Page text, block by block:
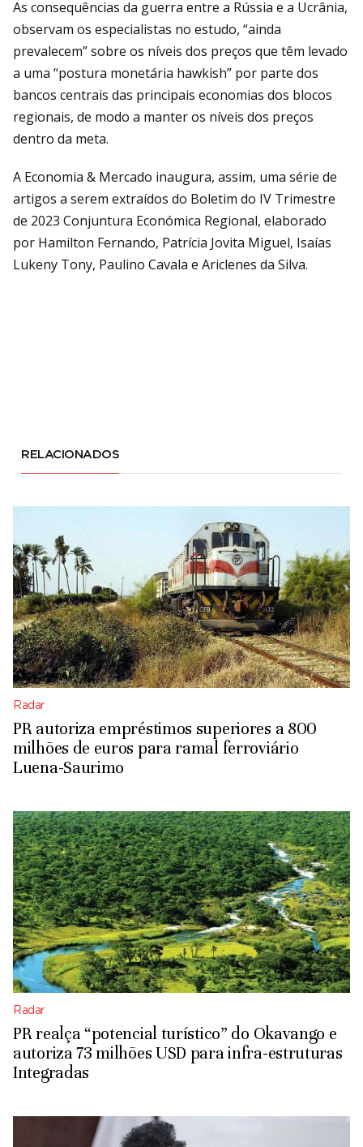
As consequências da guerra entre a Rússia e a Ucrânia,
observam os especialistas no estudo, “ainda
prevalecem” sobre os níveis dos preços que têm levado
a uma “postura monetária hawkish” por parte dos
bancos centrais das principais economias dos blocos
regionais, de modo a manter os níveis dos preços
dentro da meta.
A Economia & Mercado inaugura, assim, uma série de
artigos a serem extraídos do Boletim do IV Trimestre
de 2023 Conjuntura Económica Regional, elaborado
por Hamilton Fernando, Patrícia Jovita Miguel, Isaías
Lukeny Tony, Paulino Cavala e Ariclenes da Silva.
RELACIONADOS
Radar
PR autoriza empréstimos superiores a 800
milhões de euros para ramal ferroviário
Luena-Saurimo
Radar
PR realça “potencial turístico” do Okavango e
autoriza 73 milhões USD para infra-estruturas
Integradas